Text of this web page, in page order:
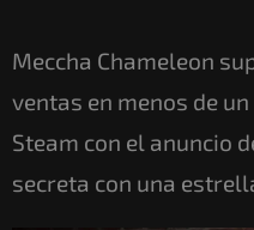
Meccha Chameleon
ventas en menos de
Steam con el anuncio
secreta con una